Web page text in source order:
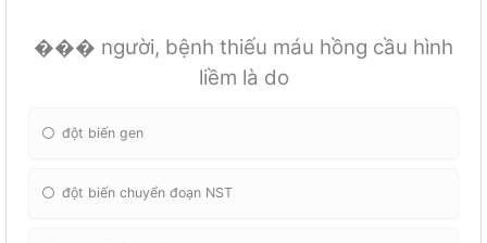
��� người, bệnh thiếu máu hồng cầu hình
liềm là do
đột biến gen
đột biến chuyển đoạn NST